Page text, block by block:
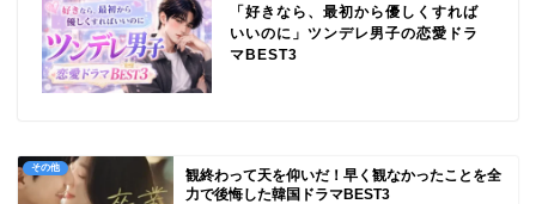
「好きなら、最初から優しくすれば
いいのに」ツンデレ男子の恋愛ドラ
マBEST3
その他
観終わって天を仰いだ！早く観なかったことを全
力で後悔した韓国ドラマBEST3